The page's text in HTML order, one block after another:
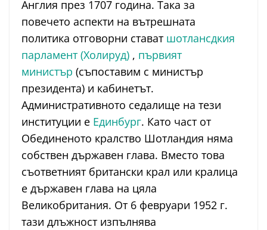
Англия през 1707 година. Така за
повечето аспекти на вътрешната
политика отговорни стават шотлансдкия
парламент (Холируд) , първият
министър (съпоставим с министър
президента) и кабинетът.
Административното седалище на тези
институции е Единбург. Като част от
Обединеното кралство Шотландия няма
собствен държавен глава. Вместо това
съответният британски крал или кралица
е държавен глава на цяла
Великобритания. От 6 февруари 1952 г.
тази длъжност изпълнява